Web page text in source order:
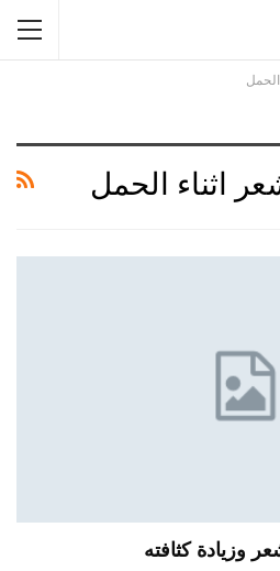
اثناء الحمل
وزيادة كثافته